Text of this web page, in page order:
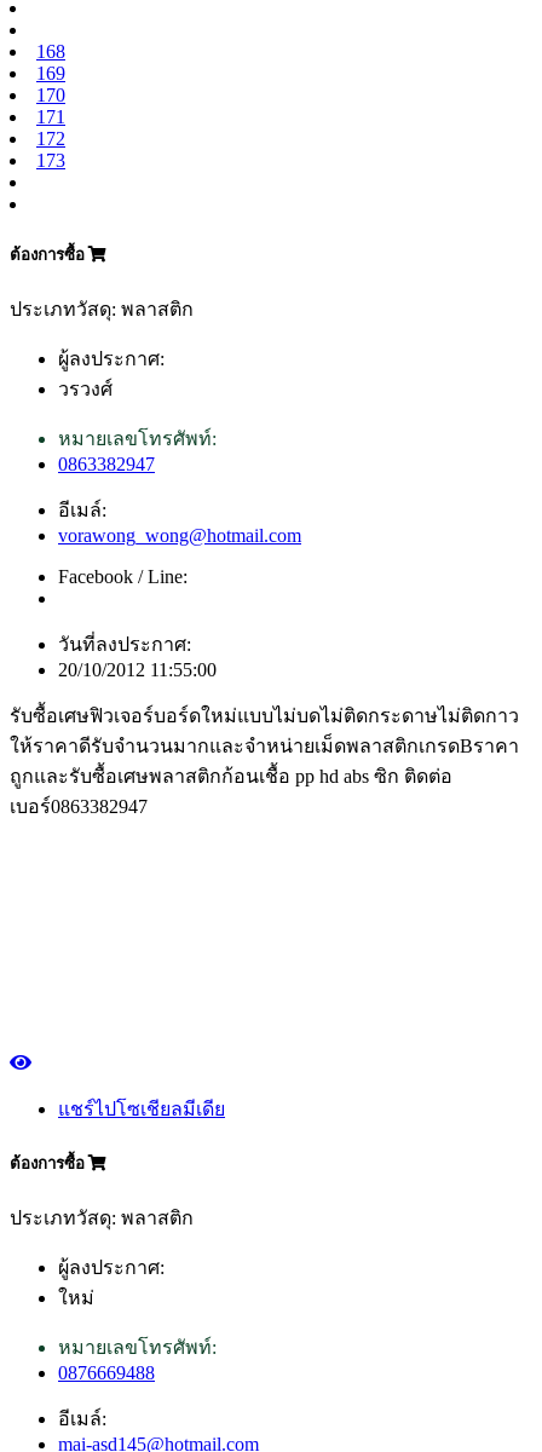
168
169
170
171
172
173
ต้องการซื้อ
ประเภทวัสดุ: พลาสติก
ผู้ลงประกาศ:
วรวงศ์
หมายเลขโทรศัพท์:
0863382947
อีเมล์:
vorawong_wong@hotmail.com
Facebook / Line:
วันที่ลงประกาศ:
20/10/2012 11:55:00
รับซื้อเศษฟิวเจอร์บอร์ดใหม่แบบไม่บดไม่ติดกระดาษไม่ติดกาว
ให้ราคาดีรับจำนวนมากและจำหน่ายเม็ดพลาสติกเกรดBราคา
ถูกและรับซื้อเศษพลาสติกก้อนเชื้อ pp hd abs ซิก ติดต่อ
เบอร์0863382947
แชร์ไปโซเชียลมีเดีย
ต้องการซื้อ
ประเภทวัสดุ: พลาสติก
ผู้ลงประกาศ:
ใหม่
หมายเลขโทรศัพท์:
0876669488
อีเมล์:
mai-asd145@hotmail.com